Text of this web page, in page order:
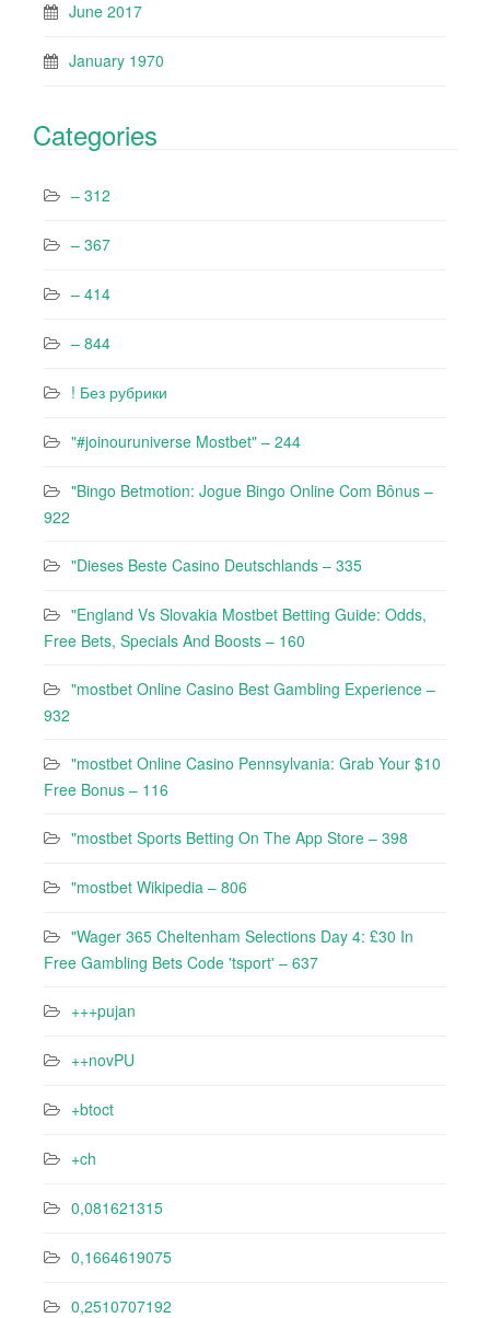
June 2017
January 1970
Categories
– 312
– 367
– 414
– 844
! Без рубрики
"#joinouruniverse Mostbet" – 244
"Bingo Betmotion: Jogue Bingo Online Com Bônus –
922
"Dieses Beste Casino Deutschlands – 335
"England Vs Slovakia Mostbet Betting Guide: Odds,
Free Bets, Specials And Boosts – 160
"mostbet Online Casino Best Gambling Experience –
932
"mostbet Online Casino Pennsylvania: Grab Your $10
Free Bonus – 116
"‎mostbet Sports Betting On The App Store – 398
"mostbet Wikipedia – 806
"Wager 365 Cheltenham Selections Day 4: £30 In
Free Gambling Bets Code 'tsport' – 637
+++pujan
++novPU
+btoct
+ch
0,081621315
0,1664619075
0,2510707192